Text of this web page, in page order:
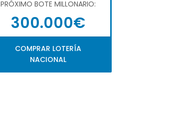
PRÓXIMO BOTE MILLONARIO:
300.000€
COMPRAR LOTERÍA
NACIONAL